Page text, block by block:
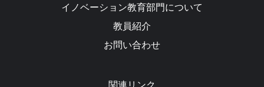
イノベーション教育部門について
教員紹介
お問い合わせ